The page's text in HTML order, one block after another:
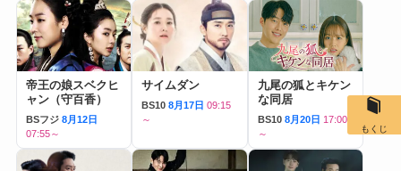
帝王の娘スベクヒ
ャン（守百香）
BSフジ 8月12日
07:55～
サイムダン
BS10 8月17日 09:15
～
九尾の狐とキケン
な同居
BS10 8月20日 17:00
～
もくじ